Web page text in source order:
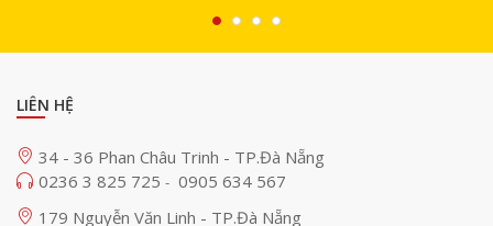
LIÊN HỆ
34 - 36 Phan Châu Trinh - TP.Đà Nẵng
0236 3 825 725 - 0905 634 567
179 Nguyễn Văn Linh - TP.Đà Nẵng